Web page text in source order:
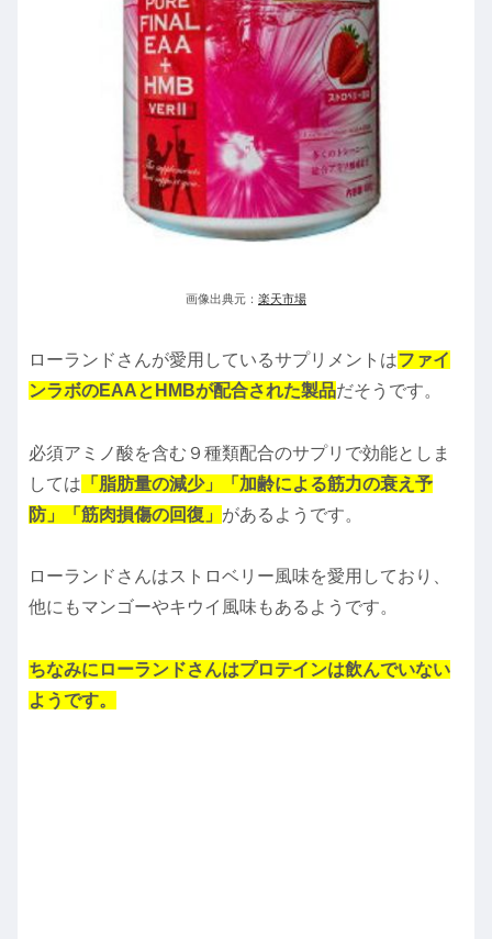
画像出典元： 楽天市場
ローランドさんが愛用しているサプリメントはファイ
ンラボのEAAとHMBが配合された製品だそうです。
必須アミノ酸を含む９種類配合のサプリで効能としま
しては 「脂肪量の減少」「加齢による筋力の衰え予
防」「筋肉損傷の回復」 があるようです。
ローランドさんはストロベリー風味を愛用しており、
他にもマンゴーやキウイ風味もあるようです。
ちなみにローランドさんはプロテインは飲んでいない
ようです。